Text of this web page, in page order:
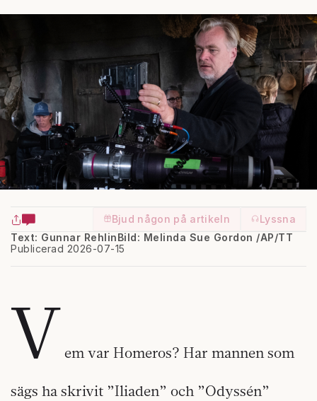
Bjud någon på artikeln
Lyssna
Text: Gunnar Rehlin
Publicerad 2026-07-15
Bild: Melinda Sue Gordon /AP/TT
V em var Homeros? Har mannen som
sägs ha skrivit ”Iliaden” och ”Odyssén”